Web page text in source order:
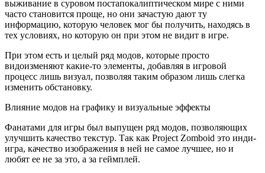
выживание в суровом постапокалиптическом мире с ними
часто становится проще, но они зачастую дают ту
информацию, которую человек мог бы получить, находясь в
тех условиях, но которую он при этом не видит в игре.
При этом есть и целый ряд модов, которые просто
видоизменяют какие-то элементы, добавляя в игровой
процесс лишь визуал, позволяя таким образом лишь слегка
изменить обстановку.
Влияние модов на графику и визуальные эффекты
Фанатами для игры был выпущен ряд модов, позволяющих
улучшить качество текстур. Так как Project Zomboid это инди-
игра, качество изображения в ней не самое лучшее, но и
любят ее не за это, а за геймплей.